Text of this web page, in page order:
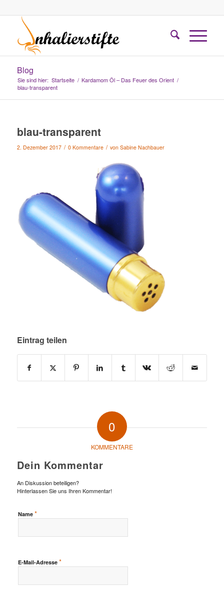
Blog
Sie sind hier: Startseite / Kardamom Öl – Das Feuer des Orient /
blau-transparent
blau-transparent
2. Dezember 2017 / 0 Kommentare / von Sabine Nachbauer
Eintrag teilen
0
KOMMENTARE
Dein Kommentar
An Diskussion beteiligen?
Hinterlassen Sie uns Ihren Kommentar!
Name *
E-Mail-Adresse *